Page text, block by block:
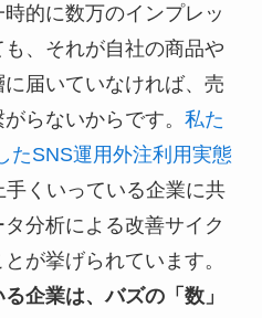
的に数万のインプレッ
、それが自社の商品や
届いていなければ、売
らないからです。 私た
たSNS運用外注利用実態
くいっている企業に共
分析による改善サイク
が挙げられています。
企業は、バズの「数」